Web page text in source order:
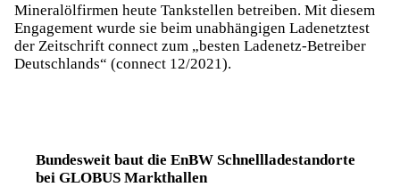
Mineralölfirmen heute Tankstellen betreiben. Mit diesem
Engagement wurde sie beim unabhängigen Ladenetztest
der Zeitschrift connect zum „besten Ladenetz-Betreiber
Deutschlands“ (connect 12/2021).
Bundesweit baut die EnBW Schnellladestandorte
bei GLOBUS Markthallen